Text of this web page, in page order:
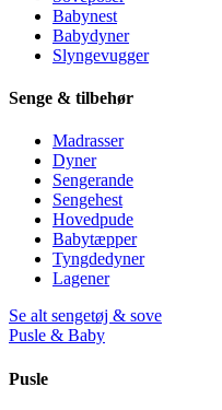
Babynest
Babydyner
Slyngevugger
Senge & tilbehør
Madrasser
Dyner
Sengerande
Sengehest
Hovedpude
Babytæpper
Tyngdedyner
Lagener
Se alt sengetøj & sove
Pusle & Baby
Pusle